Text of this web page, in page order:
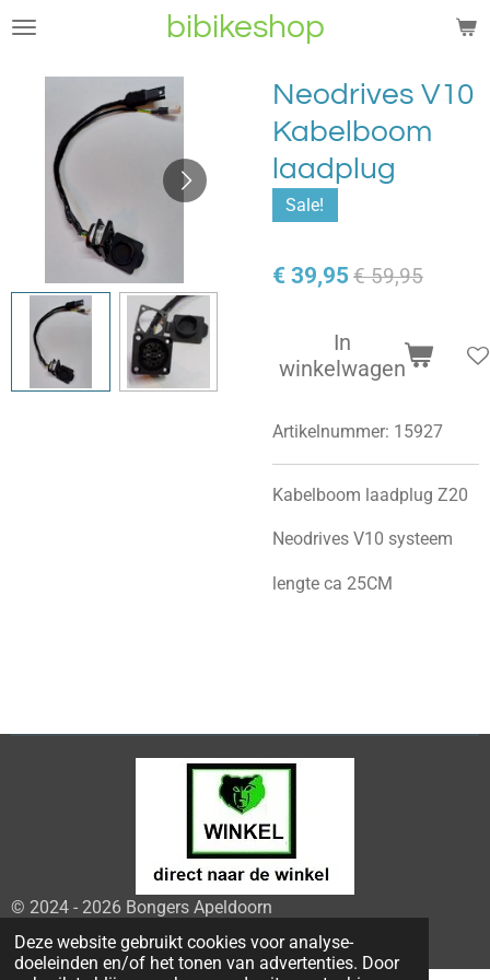
Deze website gebruikt cookies voor analyse-
doeleinden en/of het tonen van advertenties. Door
Ga
naar
hoofdinhoud
bibikeshop
Neodrives V10
Kabelboom
laadplug
Sale!
€ 39,95€ 59,95
In
winkelwagen
Artikelnummer: 15927
Kabelboom laadplug Z20
Neodrives V10 systeem
lengte ca 25CM
© 2024 - 2026 Bongers Apeldoorn
Powered byJouwWeb